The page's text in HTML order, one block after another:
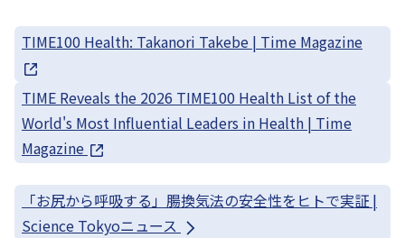
TIME100 Health: Takanori Takebe | Time Magazine
TIME Reveals the 2026 TIME100 Health List of the
World's Most Influential Leaders in Health | Time
Magazine
「お尻から呼吸する」腸換気法の安全性をヒトで実証 |
Science Tokyoニュース